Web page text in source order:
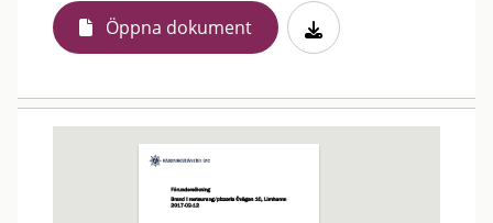
Öppna dokument